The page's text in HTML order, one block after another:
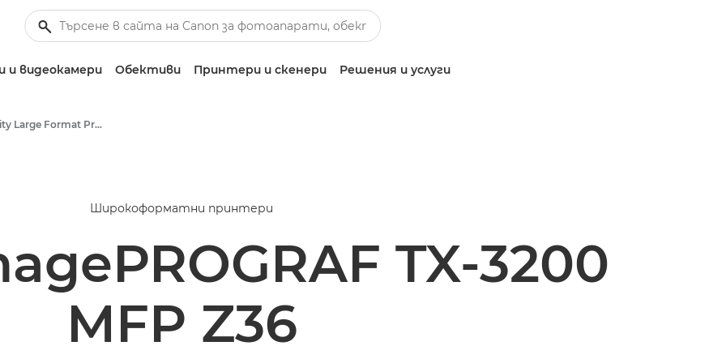
видеокамери Обективи Принтери и скенери Решения и услуги
High-Quality Large Format Printers for CAD/GIS and Stunning Graphics
Широкоформатни принтери
TX-3200
MFP Z36